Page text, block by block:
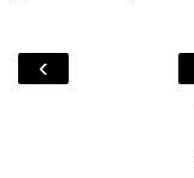
‹